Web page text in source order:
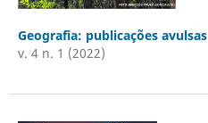
Geografia: publicações avulsas
v. 4 n. 1 (2022)